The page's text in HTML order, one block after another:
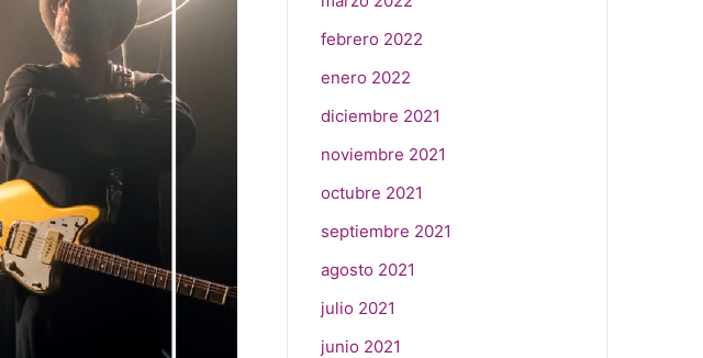
febrero 2022
enero 2022
diciembre 2021
noviembre 2021
octubre 2021
septiembre 2021
agosto 2021
julio 2021
junio 2021